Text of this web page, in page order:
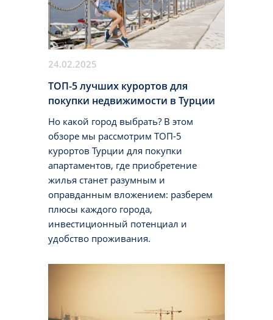
24.02.2025
ТОП-5 лучших курортов для
покупки недвижимости в Турции
Но какой город выбрать? В этом
обзоре мы рассмотрим ТОП-5
курортов Турции для покупки
апартаментов, где приобретение
жилья станет разумным и
оправданным вложением: разберем
плюсы каждого города,
инвестиционный потенциал и
удобство проживания.